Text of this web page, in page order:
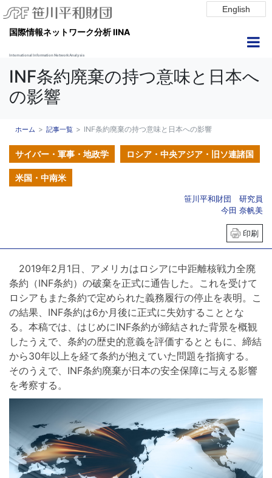
English
国際情報ネットワーク分析 IINA
International Information Network Analysis
INF条約廃棄の持つ意味と日本へ
の影響
ホーム 記事一覧 INF条約廃棄の持つ意味と日本への影響
サイバー・軍事・地政学 ロシア・中央アジア・旧ソ連諸国
米国・中南米
笹川平和財団 研究員
今田 奈帆美
印刷
2019年2月1日、アメリカはロシアに中距離核戦力全廃
条約（INF条約）の破棄を正式に通告した。これを受けて
ロシアもまた条約で定められた義務履行の停止を表明。こ
の結果、INF条約は6か月後に正式に失効することとな
る。本稿では、はじめにINF条約が締結された背景を概観
したうえで、条約の歴史的意義を評価するとともに、締結
から30年以上を経て条約が抱えていた問題を指摘する。
そのうえで、INF条約廃棄が日本の安全保障に与える影響
を考察する。